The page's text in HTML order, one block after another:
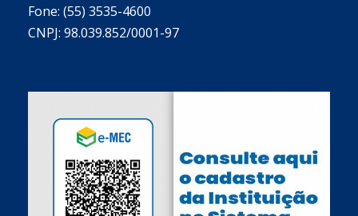
Fone: (55) 3535-4600
CNPJ: 98.039.852/0001-97